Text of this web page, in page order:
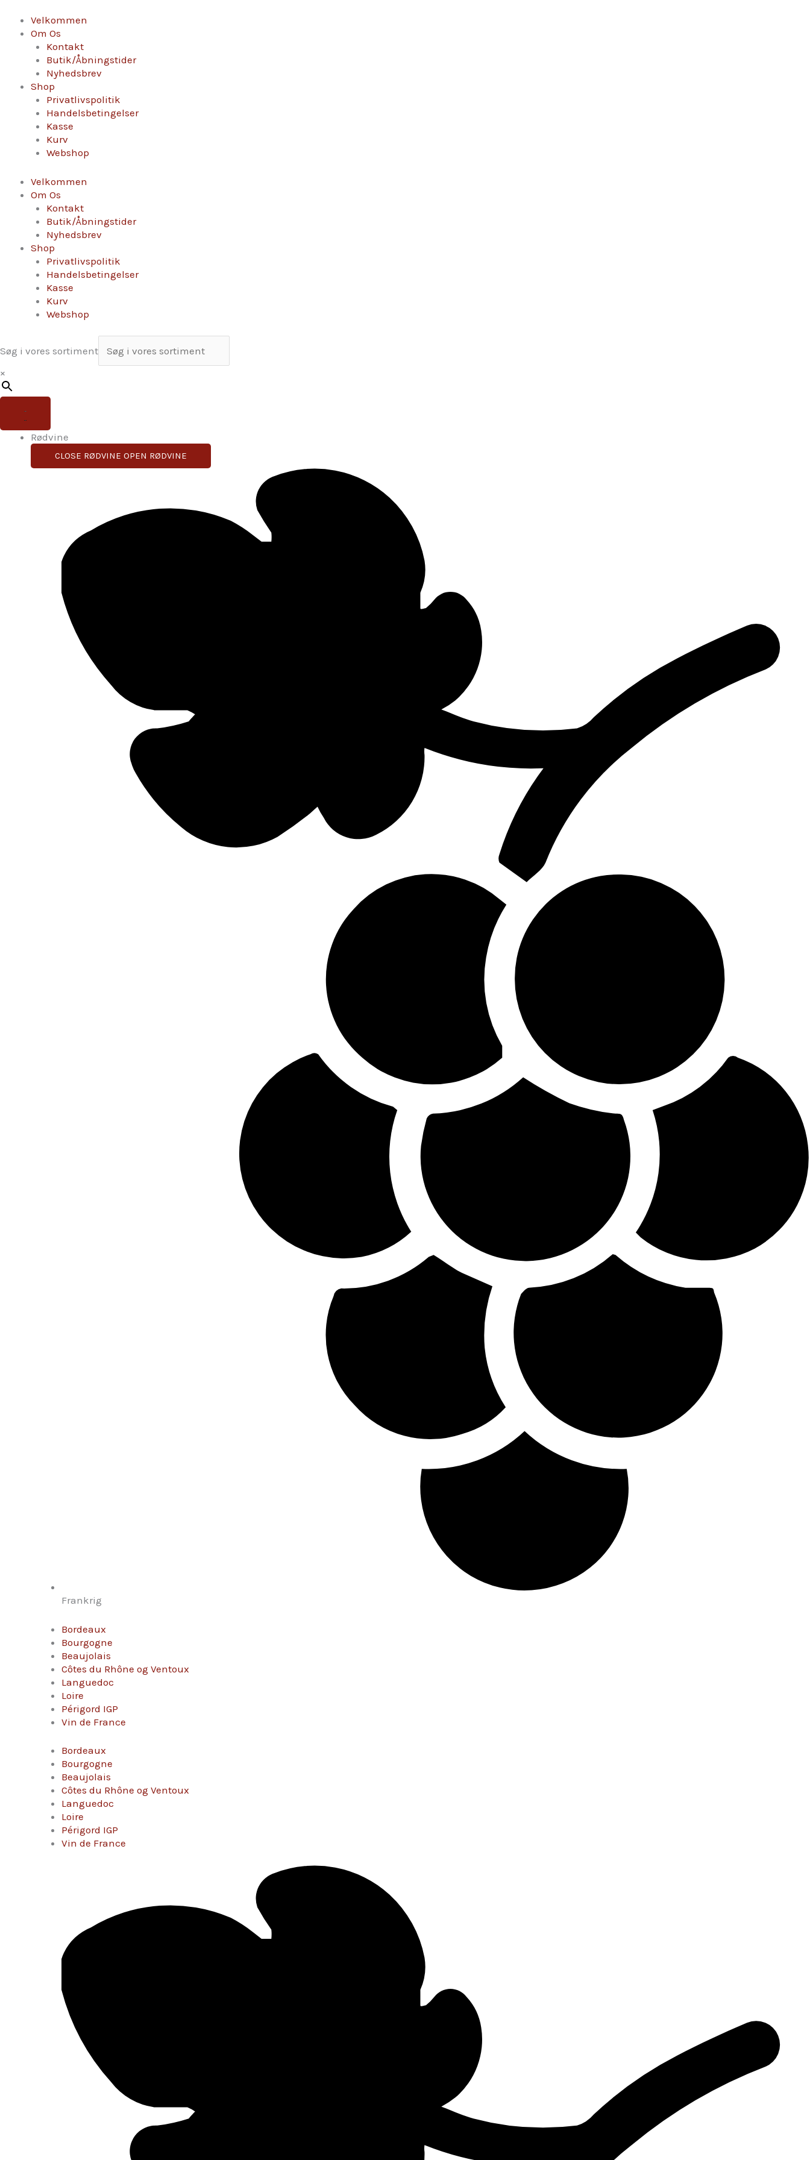
indholdet
Velkommen
Om Os
Kontakt
Butik/Åbningstider
Nyhedsbrev
Shop
Privatlivspolitik
Handelsbetingelser
Kasse
Kurv
Webshop
Velkommen
Om Os
Kontakt
Butik/Åbningstider
Nyhedsbrev
Shop
Privatlivspolitik
Handelsbetingelser
Kasse
Kurv
Webshop
Søg i vores sortiment
×
Rødvine
CLOSE RØDVINE OPEN RØDVINE
Frankrig
Bordeaux
Bourgogne
Beaujolais
Côtes du Rhône og Ventoux
Languedoc
Loire
Périgord IGP
Vin de France
Bordeaux
Bourgogne
Beaujolais
Côtes du Rhône og Ventoux
Languedoc
Loire
Périgord IGP
Vin de France
Hvid
antal